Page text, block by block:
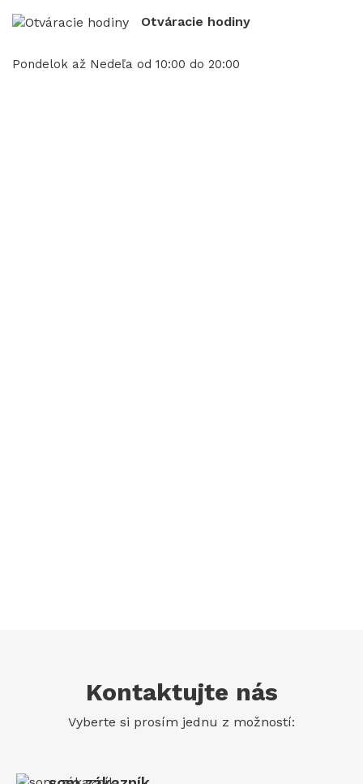
Otváracie hodiny
Pondelok až Nedeľa od 10:00 do 20:00
Kontaktujte nás
Vyberte si prosím jednu z možností: